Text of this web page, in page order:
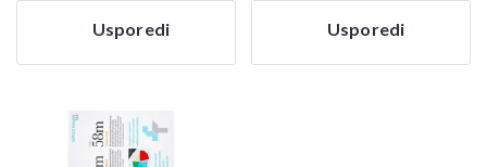
Usporedi Usporedi